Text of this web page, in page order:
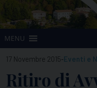
MENU
17 Novembre 2015-Eventi e
Ritiro di